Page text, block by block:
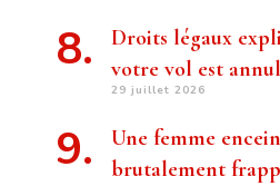
Droits légaux
votre vol est
29 juillet 2026
Une femme
brutalement